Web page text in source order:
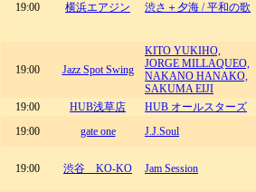
19:00 横浜エアジン 渋さ＋夕海 / 平和の歌
19:00 Jazz Spot Swing
KITO YUKIHO,
JORGE MILLAQUEO,
NAKANO HANAKO,
SAKUMA EIJI
19:00
HUB浅草店
HUB オールスターズ
19:00
gate one J.J.Soul
19:00 渋谷 KO-KO Jam Session